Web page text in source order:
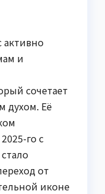
активно
и
сочетает
духом. Её
го с
от
иконе